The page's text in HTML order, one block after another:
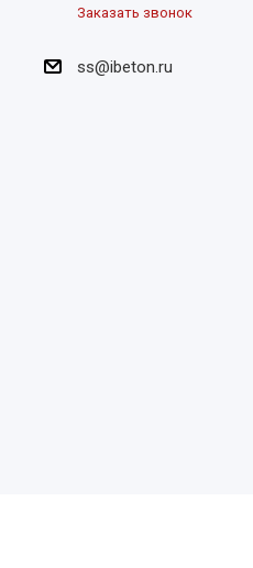
Заказать звонок
ss@ibeton.ru